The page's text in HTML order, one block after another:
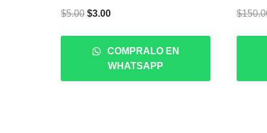
$5.00 $3.00
COMPRALO EN
WHATSAPP
$